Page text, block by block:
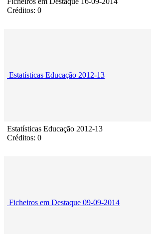
Créditos: 0
Estatísticas Educação 2012-13
Estatísticas Educação 2012-13
Créditos: 0
Ficheiros em Destaque 09-09-2014